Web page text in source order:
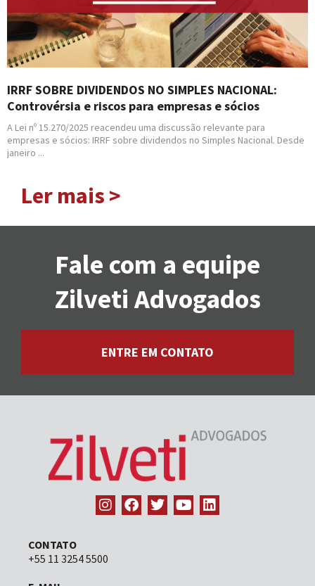
IRRF SOBRE DIVIDENDOS NO SIMPLES NACIONAL:
Controvérsia e riscos para empresas e sócios
A Lei nº 15.270/2025 reacendeu uma discussão relevante para
empresas e sócios: IRRF sobre dividendos no Simples Nacional. Desde
janeiro ...
Ler mais >
Fale com a equipe
Zilveti Advogados
ENTRE EM CONTATO
CONTATO
+55 11 3254 5500